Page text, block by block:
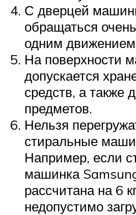
С дверцей
обращаться
одним
На поверхности
допускается
средств, а также
предметов.
Нельзя
стиральные
Например, если
машинка
рассчитана на 6
недопустимо